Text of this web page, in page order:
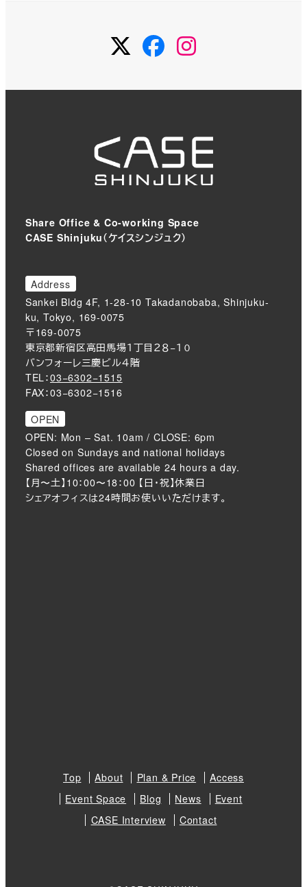
TwitterFacebook
Share Office & Co-working Space
CASE Shinjuku（ケイスシンジュク）
Address
Sankei Bldg 4F, 1-28-10 Takadanobaba, Shinjuku-
ku, Tokyo, 169-0075
〒169-0075
東京都新宿区高田馬場１丁目２８−１０
バンフォーレ三慶ビル４階
TEL：03−6302−1515
FAX：03−6302−1516
OPEN
OPEN: Mon – Sat. 10am / CLOSE: 6pm
Closed on Sundays and national holidays
Shared offices are available 24 hours a day.
【月〜土】10：00〜18：00 【日・祝】休業日
シェアオフィスは24時間お使いいただけます。
Top About Plan & Price
Access
Event Space
Blog News
Event
CASE Interview
Contact